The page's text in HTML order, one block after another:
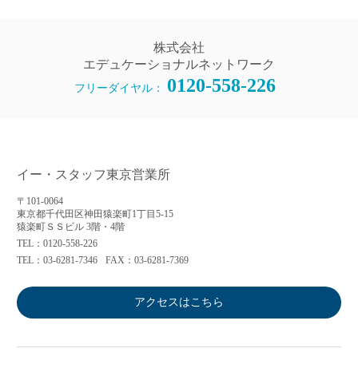
株式会社
エデュケーショナルネットワーク
フリーダイヤル： 0120-558-226
イー・スタッフ東京営業所
〒101-0064
東京都千代田区神田猿楽町1丁目5-15
猿楽町ＳＳビル 3階・4階
TEL：0120-558-226
TEL：03-6281-7346
FAX：03-6281-7369
アクセスはこちら